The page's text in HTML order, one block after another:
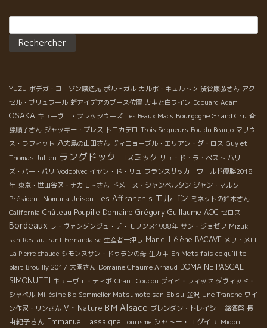
YUZU ボデガ・コーゾン醸造元 ポルトガル カルボ・キュルトゥ 渋谷康弘さん アク
セル・プリュフール 新アイデアのブース位置 カキと白ワイン Edouard Adam
OSAKA キューヴェ・プレッシウーズ Les Beaux Macs Bourgogne Grand Cru 斉
藤順子さん ジャッキー・プレス トロカデロ Trois Seigneurs Fou du Beaujo マリウ
ス・ラフィット 八丈島の山田さん ヴィニョーブル・エリアン・ダ・ロス Guy et
Thomas Jullien ラングドック コスミック リュ・ド・ラ・ペスト ハリー
ズ・バー・パリ Vodopivec イヤン・ド・リュ フランスサッカーワールド優勝2018
年 東京・世田谷区・ナカモトさん ドメーヌ・シャンベルタン ジャン・マルク
Président Nomura Unison Les Affranchis モルゴン ミネットの鈴木さん
California Château Poupille Domaine Grégory Guillaume AOC セロス
Bordeaux ラ・ヴァンダンジュ・デ・モワンヌ1988年 サン・ジョゼフ Mizuki
san Restautrant Fernandaise 生産者一押し Marie-Hélène BACAVE メリ・メロ
La Pierre chaude シモンヌサン・ドゥランの母 生カキ En Mets fais ce qu'il te
plait Brouilly 2017 大園さん Domaine Chaume Arnaud DOMAINE PASCAL
SIMONUTTI キューヴェ・ティボ Chant Coucou プイイ・フィッセ ダヴィッド・
シャペル Millésime Bio Sommelier Matsumoto san Ebisu 金沢 Une Tranche ワイ
ン作家・リンさん Vin Nature BIM Alsace ブレンダン・トレイシー 銘酒祭 長
由紀子さん Emmanuel Lassaigne tourisme シャトー・エグイユ Midori